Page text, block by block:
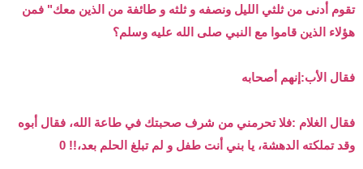
تقوم أدنى من ثلثي الليل ونصفه و ثلثه و طائفة من الذين معك" فمن
هؤلاء الذين قاموا مع النبي صلى الله عليه وسلم؟
فقال الأب:إنهم أصحابه
فقال الغلام :فلا تحرمني من شرف صحبتك في طاعة الله، فقال أبوه
وقد تملكته الدهشة، يا بني أنت طفل و لم تبلغ الحلم بعد،!! 0